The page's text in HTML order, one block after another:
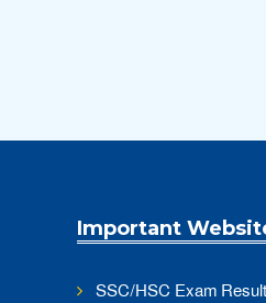
Important
SSC/HSC Exam Result